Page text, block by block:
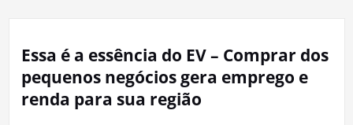
Essa é a essência do EV – Comprar dos
pequenos negócios gera emprego e
renda para sua região